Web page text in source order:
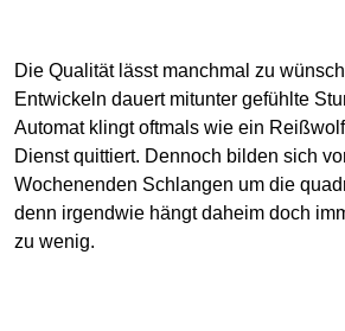
Die Qualität lässt manchmal zu
Entwickeln dauert mitunter gefühlte
Automat klingt oftmals wie ein
Dienst quittiert. Dennoch bilden sich
Wochenenden Schlangen um die
denn irgendwie hängt daheim doch
zu wenig.